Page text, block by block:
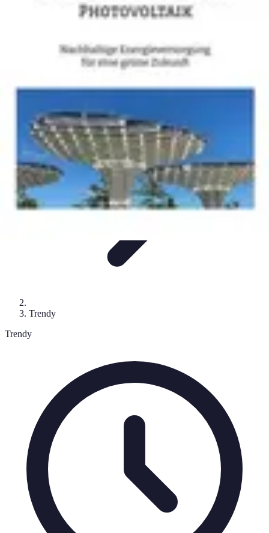
Zmywarki Nowości i TrendyLodówki
Nowoczesne AGD
Trendy
Trendy